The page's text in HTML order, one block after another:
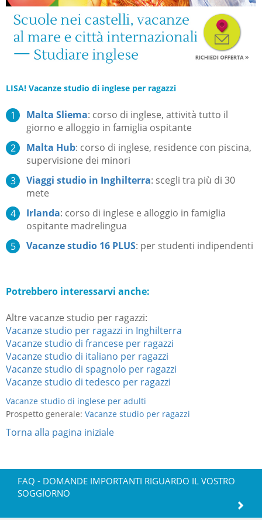
LISA! Vacanze studio di inglese per ragazzi
Malta Sliema: corso di inglese, attività tutto il
giorno e alloggio in famiglia ospitante
Malta Hub: corso di inglese, residence con piscina,
supervisione dei minori
Viaggi studio in Inghilterra: scegli tra più di 30
mete
Irlanda: corso di inglese e alloggio in famiglia
ospitante madrelingua
Vacanze studio 16 PLUS: per studenti indipendenti
Potrebbero interessarvi anche:
Altre vacanze studio per ragazzi:
Vacanze studio per ragazzi in Inghilterra
Vacanze studio di francese per ragazzi
Vacanze studio di italiano per ragazzi
Vacanze studio di spagnolo per ragazzi
Vacanze studio di tedesco per ragazzi
Vacanze studio di inglese per adulti
Prospetto generale: Vacanze studio per ragazzi
Torna alla pagina iniziale
FAQ - DOMANDE IMPORTANTI RIGUARDO IL VOSTRO
SOGGIORNO